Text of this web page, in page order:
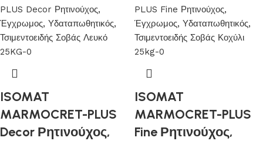
ISOMAT
MARMOCRET-PLUS
Decor Ρητινούχος,
ISOMAT
MARMOCRET-PLUS
Fine Ρητινούχος,